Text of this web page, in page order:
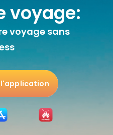
voyage:
voyage sans
l'application